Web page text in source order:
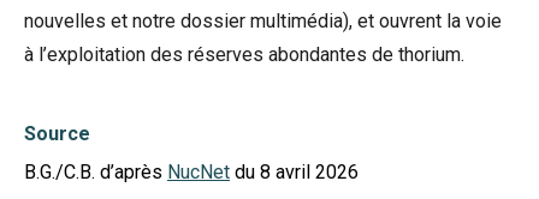
nouvelles et notre dossier multimédia), et ouvrent la voie
à l’exploitation des réserves abondantes de thorium.
Source
B.G./C.B. d’après NucNet du 8 avril 2026